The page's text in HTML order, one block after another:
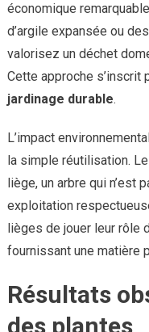
économique
d’argile expansée ou
valorisez un déchet
Cette approche s’inscrit
jardinage durable.
L’impact
la simple réutilisation.
liège, un arbre qui n’est
exploitation
lièges de jouer leur rôle
fournissant une matière
Résultats
des plantes